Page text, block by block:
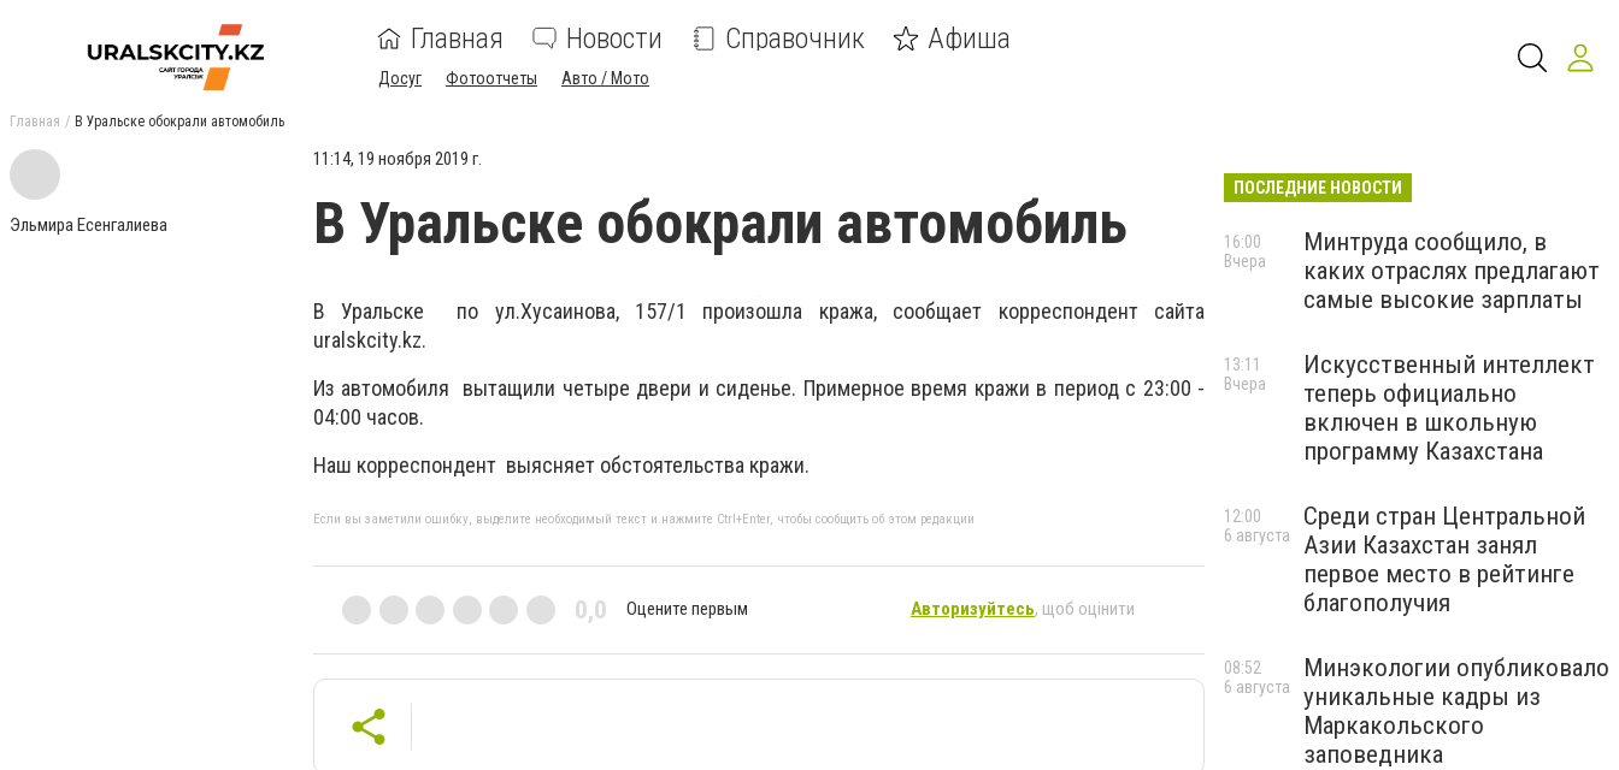
Главная Новости Справочник Афиша
Досуг Фотоотчеты Авто / Мото
Главная В Уральске обокрали автомобиль
Эльмира Есенгалиева
11:14, 19 ноября 2019 г.
В Уральске обокрали автомобиль
В Уральске по ул.Хусаинова, 157/1 произошла кража, сообщает корреспондент сайта
uralskcity.kz.
Из автомобиля вытащили четыре двери и сиденье. Примерное время кражи в период с 23:00 -
04:00 часов.
Наш корреспондент выясняет обстоятельства кражи.
Если вы заметили ошибку, выделите необходимый текст и нажмите Ctrl+Enter, чтобы сообщить об этом редакции
0,0 Оцените первым Авторизуйтесь, щоб оцінити
ПОСЛЕДНИЕ НОВОСТИ
Минтруда сообщило, в
каких отраслях предлагают
самые высокие зарплаты
16:00
Вчера
Искусственный интеллект
теперь официально
включен в школьную
программу Казахстана
13:11
Вчера
Среди стран Центральной
Азии Казахстан занял
первое место в рейтинге
благополучия
12:00
6 августа
Минэкологии опубликовало
уникальные кадры из
Маркакольского
заповедника
08:52
6 августа